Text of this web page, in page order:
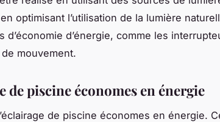
optimisant l’utilisation de la lumière
d’énergie, comme les
mouvement.
de piscine économes en énergie
de piscine économes en énergie.